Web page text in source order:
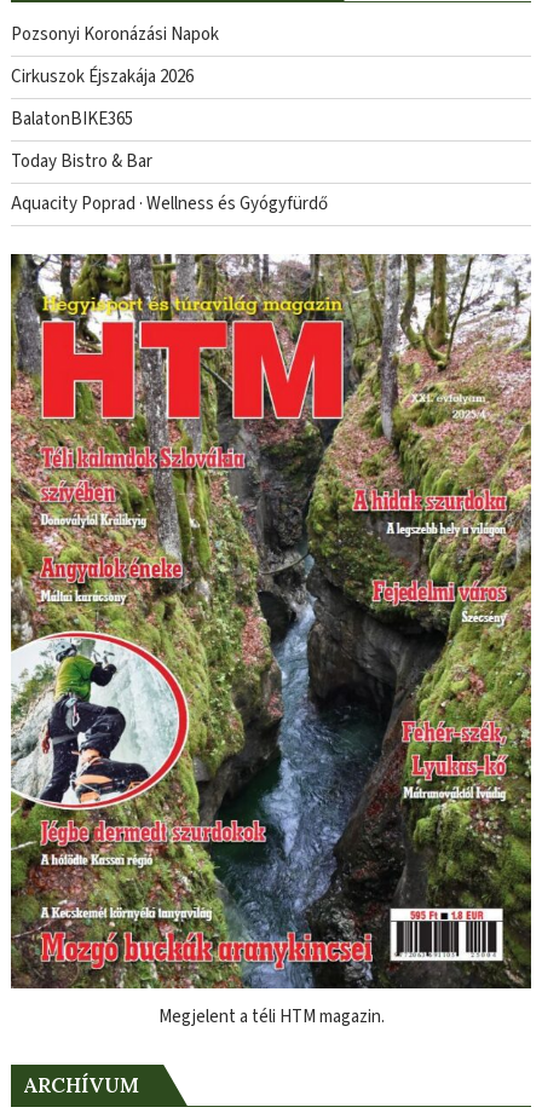
Pozsonyi Koronázási Napok
Cirkuszok Éjszakája 2026
BalatonBIKE365
Today Bistro & Bar
Aquacity Poprad · Wellness és Gyógyfürdő
Megjelent a téli HTM magazin.
ARCHÍVUM